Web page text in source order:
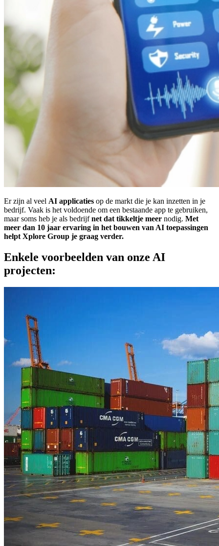
Er zijn al veel AI applicaties op de markt die je kan inzetten in je
bedrijf. Vaak is het voldoende om een bestaande app te gebruiken,
maar soms heb je als bedrijfnet dat tikkeltje meer nodig. Met
meer dan 10 jaar ervaring in het bouwen van AI toepassingen
helpt Xplore Group je graag verder.
Enkele voorbeelden van onze AI
projecten: